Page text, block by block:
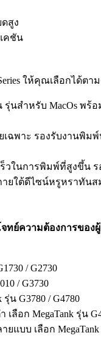
สูง
คชัน
ให้คุณเลือกได้ตา
สำหรับ MacOs พร้
ยเฉพาะ รองรับงา
เร็วในการพิมพ์ที่สู
ายใต้ดีไซน์หรูหราทั
ทย์ความต้องการขอ
/ G2730
/ G3730
น G3780 / G4780
อก MegaTank รุ่น
บ เลือก MegaTank